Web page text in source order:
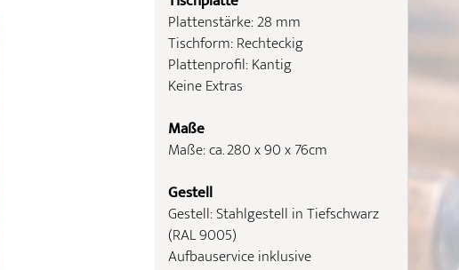
Plattenstärke: 28 mm
Tischform: Rechteckig
Plattenprofil: Kantig
Keine Extras
Maße
Maße: ca. 280 x 90 x 76cm
Gestell
Gestell: Stahlgestell in Tiefschwarz
(RAL 9005)
Aufbauservice inklusive